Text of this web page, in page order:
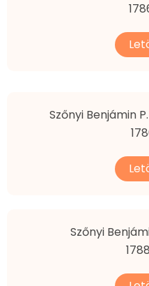
Szőnyi Benjámin
Szőnyi